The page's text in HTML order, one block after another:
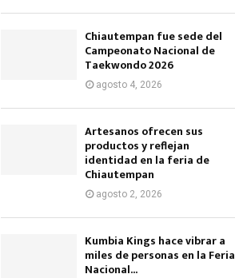
Chiautempan fue sede del
Campeonato Nacional de
Taekwondo 2026
agosto 4, 2026
Artesanos ofrecen sus
productos y reflejan
identidad en la feria de
Chiautempan
agosto 2, 2026
Kumbia Kings hace vibrar a
miles de personas en la Feria
Nacional...